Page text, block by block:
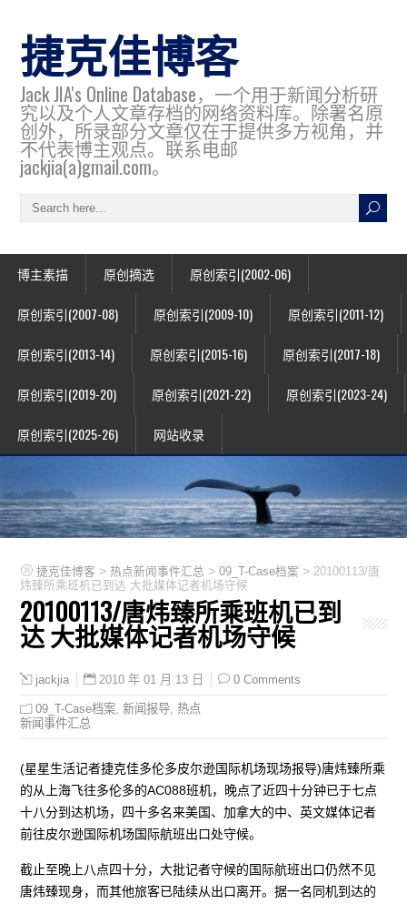
捷克佳博客
Jack JIA's Online Database，一个用于新闻分析研
究以及个人文章存档的网络资料库。除署名原
创外，所录部分文章仅在于提供多方视角，并
不代表博主观点。联系电邮
jackjia(a)gmail.com。
博主素描 原创摘选 原创索引(2002-06)
原创索引(2007-08) 原创索引(2009-10) 原创索引(2011-12)
原创索引(2013-14) 原创索引(2015-16) 原创索引(2017-18)
原创索引(2019-20) 原创索引(2021-22) 原创索引(2023-24)
原创索引(2025-26) 网站收录
捷克佳博客 > 热点新闻事件汇总 >09_T-Case档案 > 20100113/唐
炜臻所乘班机已到达 大批媒体记者机场守候
20100113/唐炜臻所乘班机已到
达 大批媒体记者机场守候
jackjia 2010 年 01 月 13 日 0 Comments
09_T-Case档案 ,新闻报导 ,热点
新闻事件汇总
(星星生活记者捷克佳多伦多皮尔逊国际机场现场报导)唐炜臻所乘
的从上海飞往多伦多的AC088班机，晚点了近四十分钟已于七点
十八分到达机场，四十多名来美国、加拿大的中、英文媒体记者
前往皮尔逊国际机场国际航班出口处守候。
截止至晚上八点四十分，大批记者守候的国际航班出口仍然不见
唐炜臻现身，而其他旅客已陆续从出口离开。据一名同机到达的